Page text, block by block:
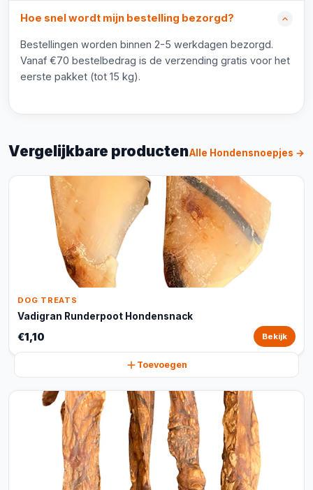
Hoe snel wordt mijn bestelling bezorgd?
Bestellingen worden binnen 2-5 werkdagen bezorgd.
Vanaf €70 bestelbedrag is de verzending gratis voor het
eerste pakket (tot 15 kg).
Vergelijkbare productenAlle Hondensnoepjes →
DOG TREATS
Vadigran Runderpoot Hondensnack
€1,10 Bekijk
Toevoegen